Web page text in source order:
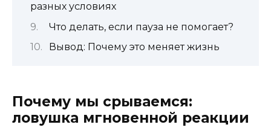
разных условиях
Что делать, если пауза не помогает?
Вывод: Почему это меняет жизнь
Почему мы срываемся:
ловушка мгновенной реакции